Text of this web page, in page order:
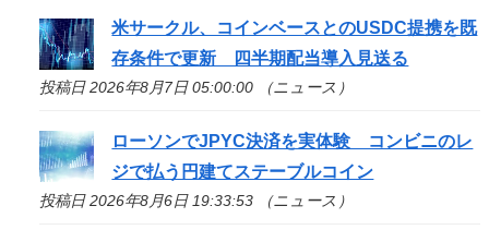
米サークル、コインベースとのUSDC提携を既
存条件で更新 四半期配当導入見送る
投稿日 2026年8月7日 05:00:00 （ニュース）
ローソンでJPYC決済を実体験 コンビニのレ
ジで払う円建てステーブルコイン
投稿日 2026年8月6日 19:33:53 （ニュース）